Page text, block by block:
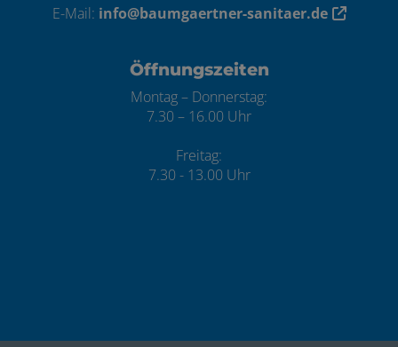
E-Mail: info@baumgaertner-sanitaer.de
Öffnungszeiten
Montag – Donnerstag:
7.30 – 16.00 Uhr
Freitag:
7.30 - 13.00 Uhr